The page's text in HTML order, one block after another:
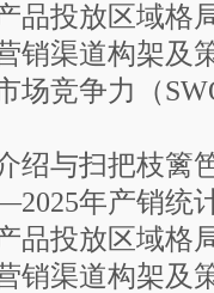
放区域格
构架及
力（
把枝篱笆
产销统计
放区域格
构架及